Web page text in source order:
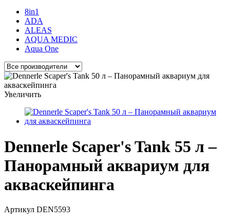
8in1
ADA
ALEAS
AQUA MEDIC
Aqua One
Увеличить
Dennerle Scaper's Tank 55 л –
Панорамный аквариум для
акваскейпинга
Артикул DEN5593